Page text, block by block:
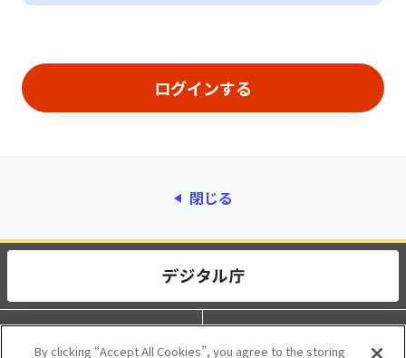
閉じる
動作環境 個人情報保護
By clicking “Accept All Cookies”, you agree to the storing